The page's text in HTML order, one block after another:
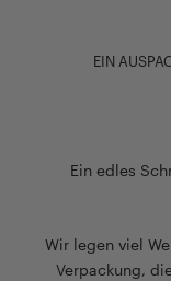
EIN
Ein edles
Wir legen viel
Verpackung,